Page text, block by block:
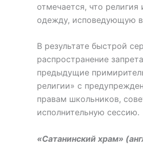
отмечается, что религия
одежду, исповедующую
В результате быстрой
распространение
предыдущие
религии» с
правам школьников,
исполнительную сессию.
«Сатанинский храм»